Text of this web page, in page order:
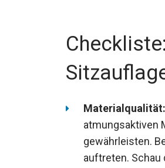
Materialqualität:
atmungsaktiven
gewährleisten.
auftreten.